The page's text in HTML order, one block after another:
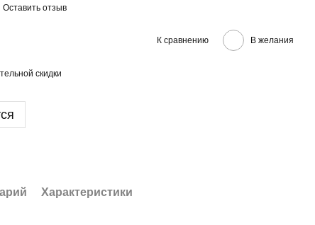
Оставить отзыв
К сравнению В желания
скидки
Характеристики